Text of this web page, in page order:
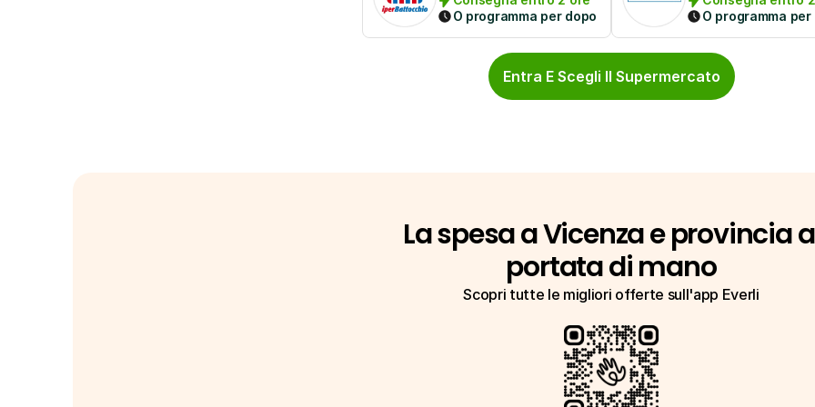
O programma per dopo
O programma per
Entra E Scegli Il Supermercato
La spesa a Vicenza e provincia a
portata di mano
Scopri tutte le migliori offerte sull'app Everli